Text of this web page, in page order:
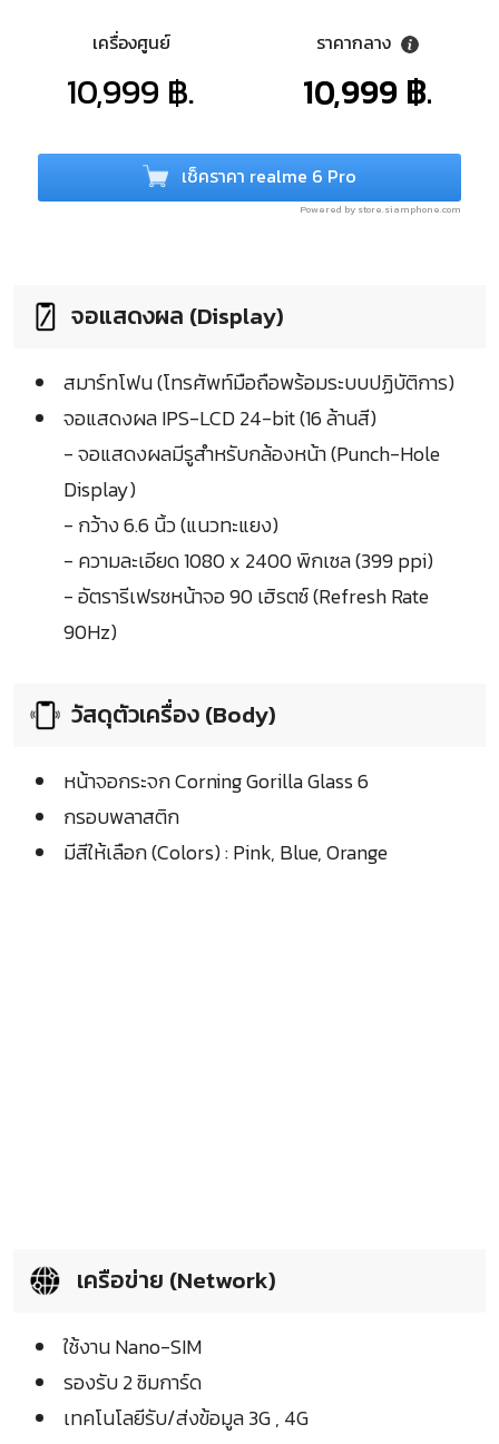
เครื่องศูนย์
10,999 ฿.
ราคากลาง
10,999 ฿.
เช็คราคา realme 6 Pro
Powered by store.siamphone.com
จอแสดงผล (Display)
สมาร์ทโฟน (โทรศัพท์มือถือพร้อมระบบปฏิบัติการ)
จอแสดงผล IPS-LCD 24-bit (16 ล้านสี)
- จอแสดงผลมีรูสำหรับกล้องหน้า (Punch-Hole
Display)
- กว้าง 6.6 นิ้ว (แนวทะแยง)
- ความละเอียด 1080 x 2400 พิกเซล (399 ppi)
- อัตรารีเฟรชหน้าจอ 90 เฮิรตซ์ (Refresh Rate
90Hz)
วัสดุตัวเครื่อง (Body)
หน้าจอกระจก Corning Gorilla Glass 6
กรอบพลาสติก
มีสีให้เลือก (Colors) : Pink, Blue, Orange
เครือข่าย (Network)
ใช้งาน Nano-SIM
รองรับ 2 ซิมการ์ด
เทคโนโลยีรับ/ส่งข้อมูล 3G , 4G